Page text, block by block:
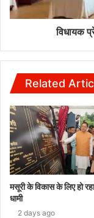
विधायक
Related
मसूरी के विकास के लिए हो
धामी
2 days ago